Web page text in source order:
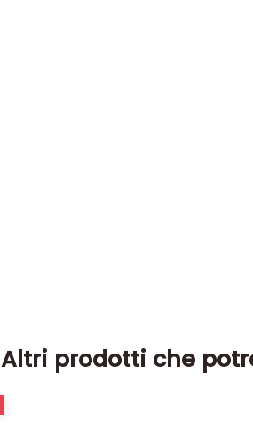
Altri prodotti che